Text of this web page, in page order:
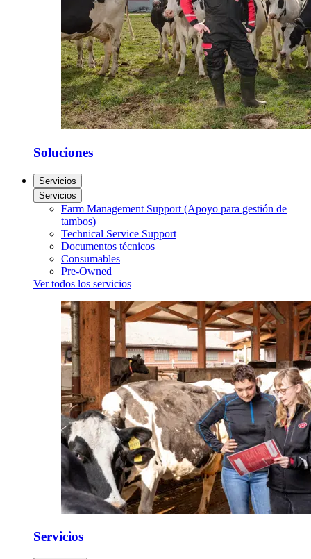
Soluciones
Servicios
Servicios
Farm Management Support (Apoyo para gestión de
tambos)
Technical Service Support
Documentos técnicos
Consumables
Pre-Owned
Ver todos los servicios
Servicios